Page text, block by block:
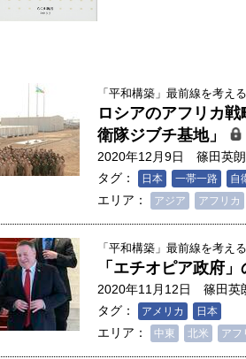
「平和構築」最前線を考え
ロシアのアフリカ
衛隊ジブチ基地」
2020年12月9日
篠田英朗
タグ：
日本 一帯一路 自
エリア： アジア アフリカ
「平和構築」最前線を考え
「エチオピア政府
2020年11月12日
篠田英
タグ：
アメリカ 日本
エリア： 中東 北米 アフ
人は「地上の太陽」を手にする
合発電の現在地――実現・普及後
界像」｜江尻晶・東京大学大学院
創成科学研究科教授（4）｜ 関瑶